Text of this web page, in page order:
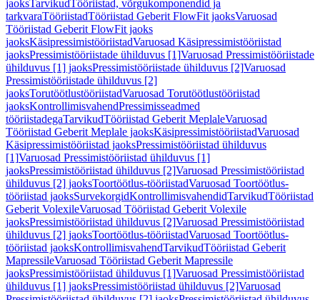
jaoksTarvikudTööriistad, võrgukomponendid ja
tarkvaraTööriistadTööriistad Geberit FlowFit jaoksVaruosad
Tööriistad Geberit FlowFit jaoks
jaoksKäsipressimistööriistadVaruosad Käsipressimistööriistad
jaoksPressimistööriistade ühilduvus [1]Varuosad Pressimistööriistade
ühilduvus [1] jaoksPressimistööriistade ühilduvus [2]Varuosad
Pressimistööriistade ühilduvus [2]
jaoksTorutöötlustööriistadVaruosad Torutöötlustööriistad
jaoksKontrollimisvahendPressimisseadmed
tööriistadegaTarvikudTööriistad Geberit MeplaleVaruosad
Tööriistad Geberit Meplale jaoksKäsipressimistööriistadVaruosad
Käsipressimistööriistad jaoksPressimistööriistad ühilduvus
[1]Varuosad Pressimistööriistad ühilduvus [1]
jaoksPressimistööriistad ühilduvus [2]Varuosad Pressimistööriistad
ühilduvus [2] jaoksToortöötlus-tööriistadVaruosad Toortöötlus-
tööriistad jaoksSurvekorgidKontrollimisvahendidTarvikudTööriistad
Geberit VolexileVaruosad Tööriistad Geberit Volexile
jaoksPressimistööriistad ühilduvus [2]Varuosad Pressimistööriistad
ühilduvus [2] jaoksToortöötlus-tööriistadVaruosad Toortöötlus-
tööriistad jaoksKontrollimisvahendTarvikudTööriistad Geberit
MapressileVaruosad Tööriistad Geberit Mapressile
jaoksPressimistööriistad ühilduvus [1]Varuosad Pressimistööriistad
ühilduvus [1] jaoksPressimistööriistad ühilduvus [2]Varuosad